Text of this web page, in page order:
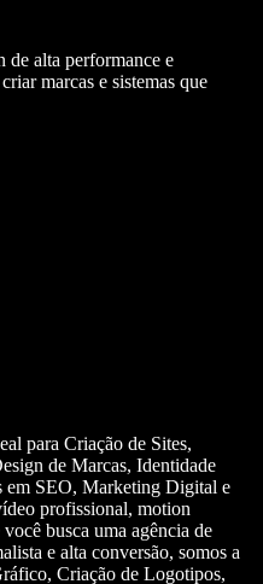
de alta performance e
marcas e sistemas que
para Criação de Sites,
de Marcas, Identidade
em SEO, Marketing Digital e
profissional, motion
busca uma agência de
e alta conversão, somos a
Criação de Logotipos,